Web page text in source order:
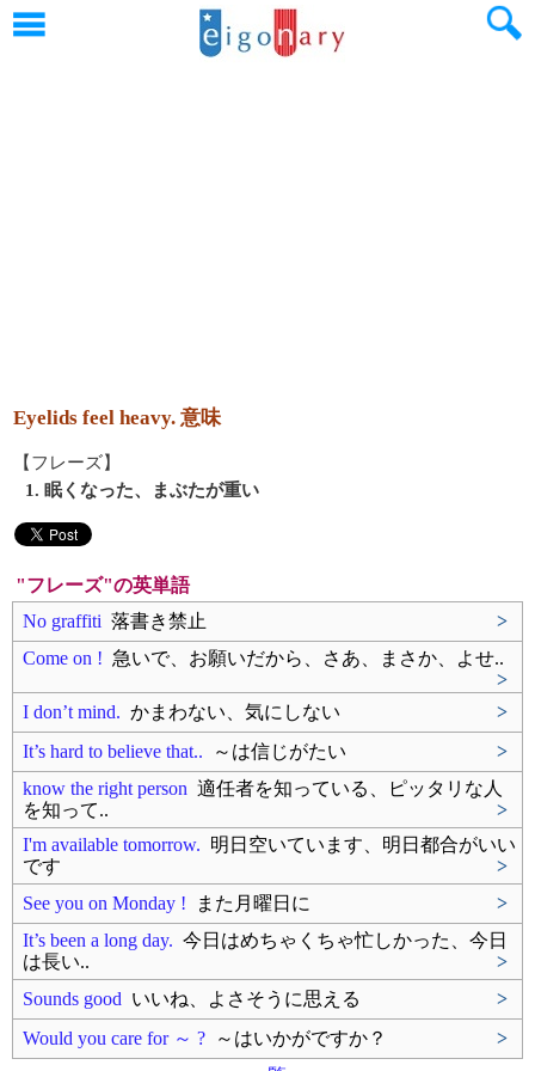
Eyelids feel heavy. 意味
【フレーズ】
1. 眠くなった、まぶたが重い
"フレーズ"の英単語
No graffiti 落書き禁止
>
Come on ! 急いで、お願いだから、さあ、まさか、よせ..
>
I don’t mind. かまわない、気にしない
>
It’s hard to believe that.. ～は信じがたい
>
know the right person 適任者を知っている、ピッタリな人
を知って..
>
I'm available tomorrow. 明日空いています、明日都合がいい
です
>
See you on Monday ! また月曜日に
>
It’s been a long day. 今日はめちゃくちゃ忙しかった、今日
は長い..
>
Sounds good いいね、よさそうに思える
>
Would you care for ～ ? ～はいかがですか？
>